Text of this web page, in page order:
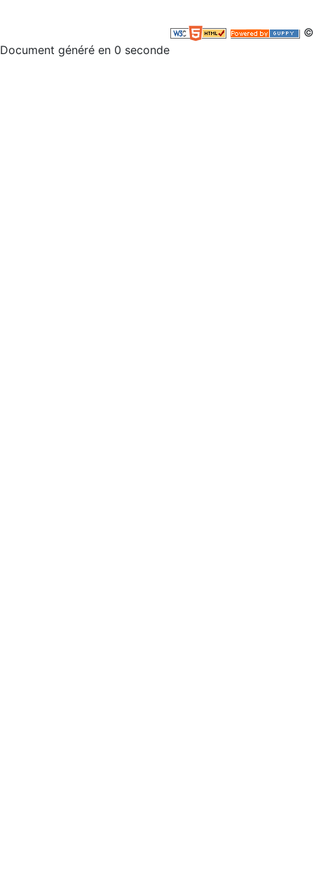
©
Document généré en 0 seconde